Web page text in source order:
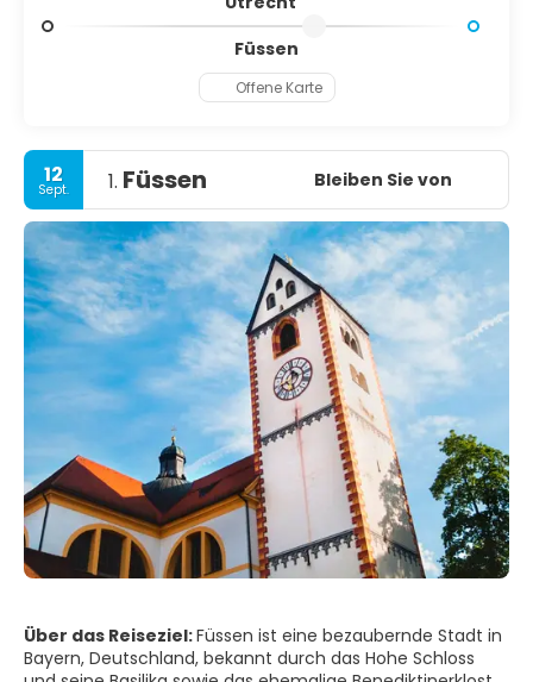
Füssen
Offene Karte
12
Sept. 1. Füssen Bleiben Sie von
Über das Reiseziel:Füssen ist eine bezaubernde Stadt in
Bayern, Deutschland, bekannt durch das Hohe Schloss